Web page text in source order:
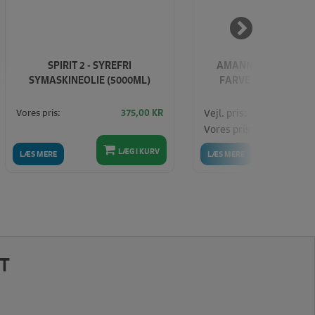
SPIRIT 2 - SYREFRI
SYMASKINEOLIE (5000ML)
LÆS MERE
Vores pris: 375,00 KR
LÆG I KURV
AMANN ASPO 120 -
FARVE (409 - LYS
LÆS MERE
Vejl. pris:
Vores pris: